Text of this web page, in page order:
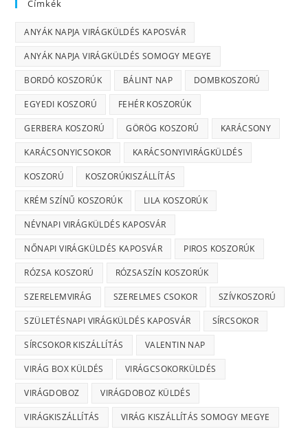
Címkék
ANYÁK NAPJA VIRÁGKÜLDÉS KAPOSVÁR
ANYÁK NAPJA VIRÁGKÜLDÉS SOMOGY MEGYE
BORDÓ KOSZORÚK BÁLINT NAP DOMBKOSZORÚ
EGYEDI KOSZORÚ FEHÉR KOSZORÚK
GERBERA KOSZORÚ GÖRÖG KOSZORÚ KARÁCSONY
KARÁCSONYICSOKOR KARÁCSONYIVIRÁGKÜLDÉS
KOSZORÚ KOSZORÚKISZÁLLÍTÁS
KRÉM SZÍNŰ KOSZORÚK LILA KOSZORÚK
NÉVNAPI VIRÁGKÜLDÉS KAPOSVÁR
NŐNAPI VIRÁGKÜLDÉS KAPOSVÁR PIROS KOSZORÚK
RÓZSA KOSZORÚ RÓZSASZÍN KOSZORÚK
SZERELEMVIRÁG SZERELMES CSOKOR SZÍVKOSZORÚ
SZÜLETÉSNAPI VIRÁGKÜLDÉS KAPOSVÁR SÍRCSOKOR
SÍRCSOKOR KISZÁLLÍTÁS VALENTIN NAP
VIRÁG BOX KÜLDÉS VIRÁGCSOKORKÜLDÉS
VIRÁGDOBOZ VIRÁGDOBOZ KÜLDÉS
VIRÁGKISZÁLLÍTÁS VIRÁG KISZÁLLÍTÁS SOMOGY MEGYE